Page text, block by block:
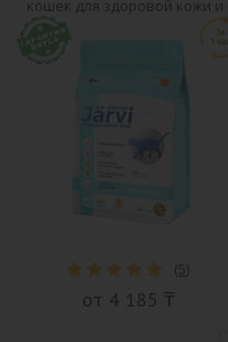
кошек для здоровой кожи и
(5)
от 4 185 ₸